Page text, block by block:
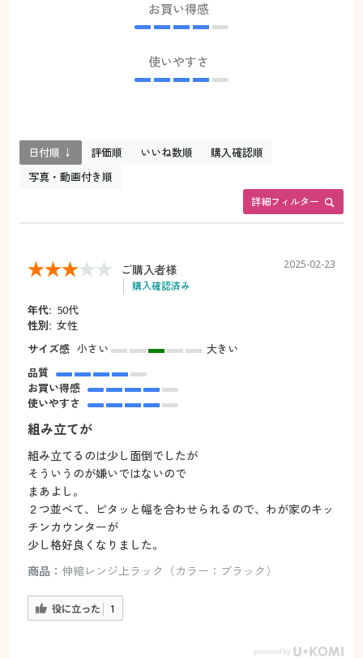
お買い得感
使いやすさ
詳細フィルター
日付順 ↓ 評価順 いいね数順
購入確認順
写真・動画付き順
ご購入者様
購入確認済み
2025-02-23
年代: 50代
性別: 女性
サイズ感 小さい
大きい
品質
お買い得感
使いやすさ
組み立てが
組み立てるのは少し面倒でしたが
そういうのが嫌いではないので
まあよし。
２つ並べて、ピタッと幅を合わせられるので、わが家のキッ
チンカウンターが
少し格好良くなりました。
商品： 伸縮レンジ上ラック（カラー：ブラック）
役に立った 1